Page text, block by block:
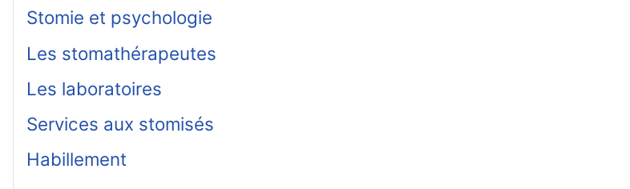
Stomie et psychologie
Les stomathérapeutes
Les laboratoires
Services aux stomisés
Habillement